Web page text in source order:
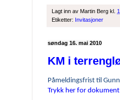
Lagt inn av Martin Berg kl.
Etiketter: Invitasjoner
søndag 16. mai 2010
KM i
Påmeldingsfrist til
Trykk her for dokument